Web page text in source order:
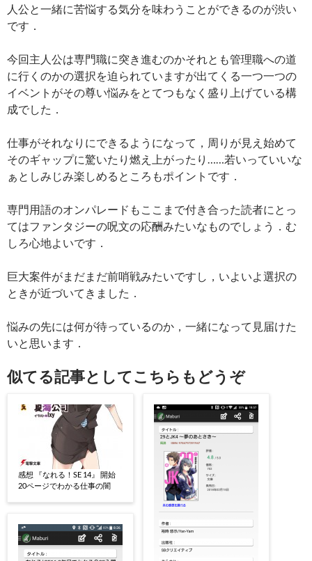
人公と一緒に苦悩する気分を味わうことができるのが渋い
です．
今回主人公は専門職に突き進むのかそれとも管理職への道
に行くのかの選択を迫られていますが出てくる一つ一つの
イベントがその尊い悩みをとてつもなく盛り上げている構
成でした．
仕事がそれなりにできるようになって，周りが見え始めて
そのギャップに驚いたり燃え上がったり……若いっていいな
ぁとしみじみ楽しめるところもポイントです．
専門用語のオンパレードもここまで付き合った読者にとっ
てはファンタジーの呪文の応酬みたいなものでしょう．む
しろ心地よいです．
巨大案件がまだまだ前哨戦みたいですし，いよいよ選択の
ときが近づいてきました．
悩みの先には何が待っているのか，一緒になって見届けた
いと思います．
似てる記事としてこちらもどうぞ
感想 『なれる！SE 14』 開始
20ページでわかる仕事の闇